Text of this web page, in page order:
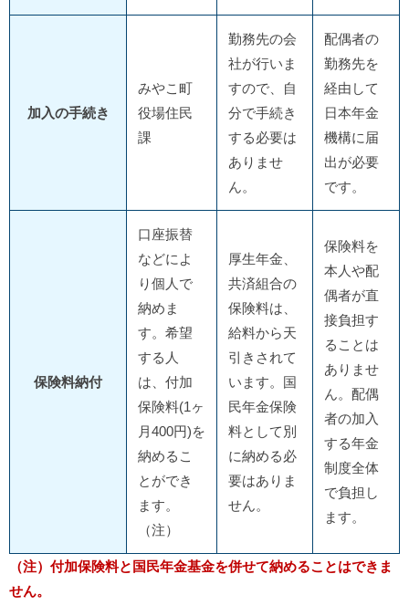
加入の手続き
みやこ町
役場住民
課
勤務先の会
社が行いま
すので、自
分で手続き
する必要は
ありませ
ん。
配偶者の
勤務先を
経由して
日本年金
機構に届
出が必要
です。
保険料納付
口座振替
などによ
り個人で
納めま
す。希望
する人
は、付加
保険料(1ヶ
月400円)を
納めるこ
とができ
ます。
（注）
厚生年金、
共済組合の
保険料は、
給料から天
引きされて
います。国
民年金保険
料として別
に納める必
要はありま
せん。
保険料を
本人や配
偶者が直
接負担す
ることは
ありませ
ん。配偶
者の加入
する年金
制度全体
で負担し
ます。
（注）付加保険料と国民年金基金を併せて納めることはできま
せん。